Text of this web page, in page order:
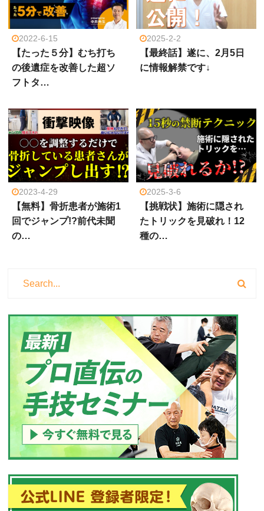
2022-6-15
【たった５分】むち打ち
の後遺症を改善した超ソ
フトタ…
2025-2-2
【最終話】遂に、2月5日
に情報解禁です↓
2023-4-29
【無料】骨折患者が施術1
回でジャンプ!?前代未聞
の…
2025-3-6
【挑戦状】施術に隠され
たトリックを見破れ！12
種の…